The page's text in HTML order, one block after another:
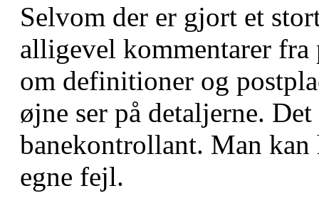
Selvom der er gjort et
alligevel kommentarer
om definitioner og
øjne ser på detaljerne.
banekontrollant. Man
egne fejl.